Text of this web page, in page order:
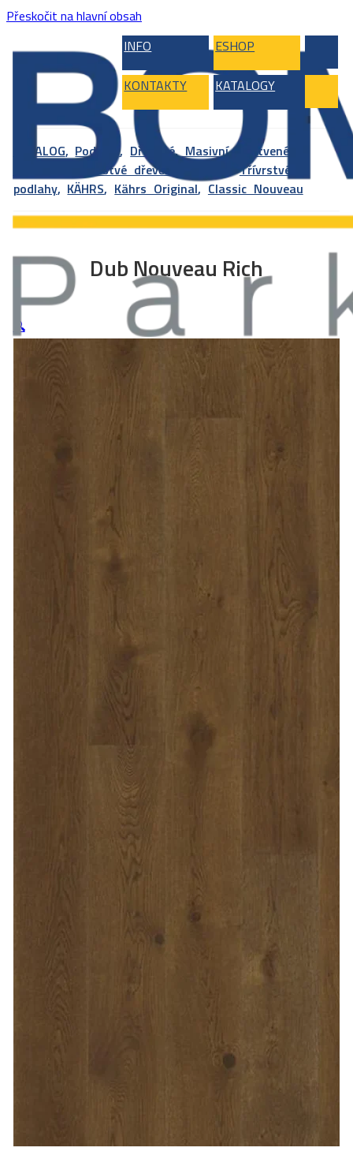
Přeskočit na hlavní obsah
INFO
ESHOP
KONTAKTY KATALOGY
KATALOG, Podlahy, Dřevěné, Masivní, Vrstvené,
Vícevrstvé dřevěné podlahy ,Třívrstvé
podlahy, KÄHRS, Kährs Original, Classic Nouveau
Dub Nouveau Rich
🔍